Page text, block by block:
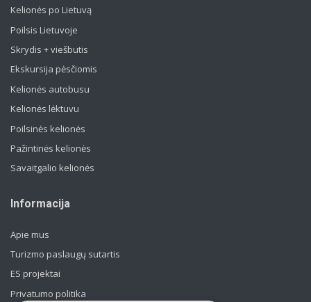
Kelionės po Lietuvą
Poilsis Lietuvoje
Skrydis + viešbutis
Ekskursija pėsčiomis
Kelionės autobusu
Kelionės lėktuvu
Poilsinės kelionės
Pažintinės kelionės
Savaitgalio kelionės
Informacija
Apie mus
Turizmo paslaugų sutartis
ES projektai
Privatumo politika